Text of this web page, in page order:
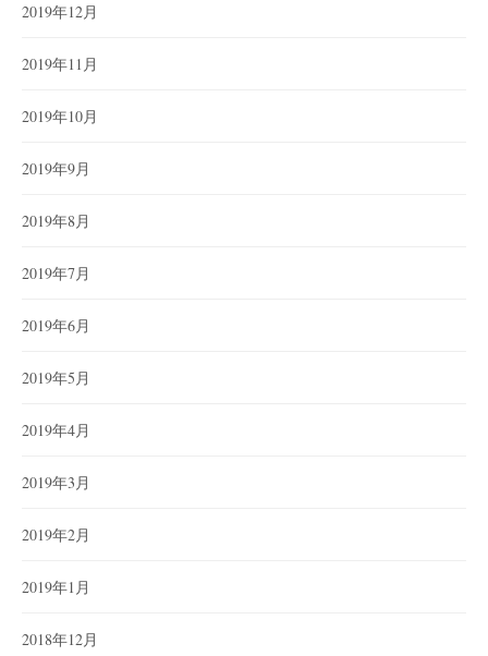
2019年12月
2019年11月
2019年10月
2019年9月
2019年8月
2019年7月
2019年6月
2019年5月
2019年4月
2019年3月
2019年2月
2019年1月
2018年12月